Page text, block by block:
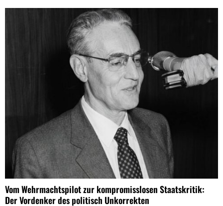
Vom Wehrmachtspilot zur kompromisslosen Staatskritik:
Der Vordenker des politisch Unkorrekten